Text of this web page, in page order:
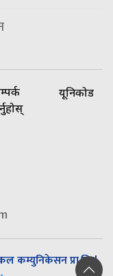
यूनिकोड
कम्युनिकेसन प्रा.लि |